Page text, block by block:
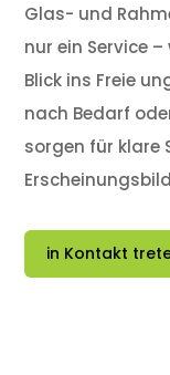
Glas- und
nur ein Service
Blick ins Freie
nach Bedarf
sorgen für klare
in Kontakt